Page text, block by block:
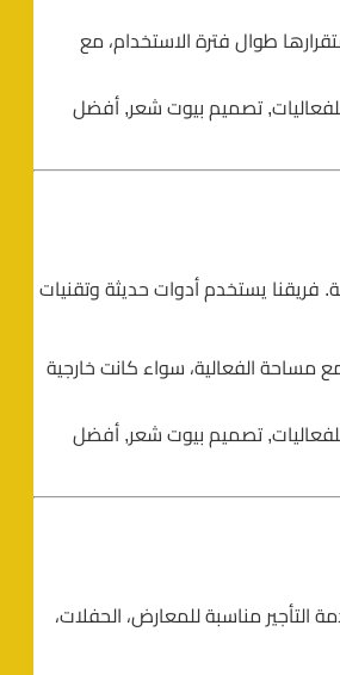
طوال فترة الاستخدام، مع
تصميم بيوت شعر, أفضل
فريقنا يستخدم أدوات حديثة وتقنيات
مساحة الفعالية، سواء كانت خارجية
تصميم بيوت شعر, أفضل
التأجير مناسبة للمعارض، الحفلات،